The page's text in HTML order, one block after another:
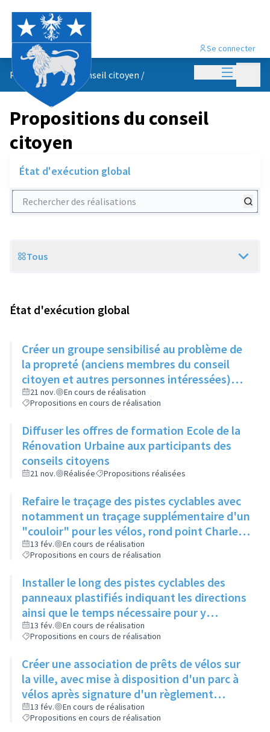
Menu
Se connecter
Propositions du conseil citoyen /
Propositions du conseil
citoyen
État d'exécution global
Rechercher des réalisations
Scope
Tous
État d'exécution global
Créer un groupe sensibilisé au problème de
la propreté (anciens membres du conseil
citoyen et autres personnes intéressées)
qui, une fois par trimestre, ferait remonter
les informations au service concerné
21 nov.
En cours de réalisation
Propositions en cours de réalisation
Diffuser les offres de formation Ecole de la
Rénovation Urbaine aux participants des
conseils citoyens
21 nov. Réalisée Propositions réalisées
Refaire le traçage des pistes cyclables avec
notamment un traçage supplémentaire d'un
"couloir" pour les vélos, rond point Charles
de Gaulle, pour relier 2 pistes existantes
13 fév.
En cours de réalisation
Propositions en cours de réalisation
Installer le long des pistes cyclables des
panneaux plastifiés indiquant les directions
ainsi que le temps nécessaire pour y
accéder, et une comparaison avec le temps
mis en voiture
13 fév.
En cours de réalisation
Propositions en cours de réalisation
Créer une association de prêts de vélos sur
la ville, avec mise à disposition d'un parc à
vélos après signature d'un règlement
intérieur et d'une charte de respect du
matériel
13 fév.
En cours de réalisation
Propositions en cours de réalisation